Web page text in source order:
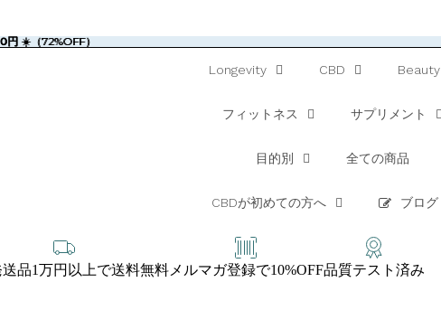
円 ☀️（72%OFF）
円 ☀️（72%OFF）
Longevity CBD Beauty
フィットネス サプリメント
目的別 全ての商品
CBDが初めての方へ ブログ
送品1万円以上で送料無料メルマガ登録で10%OFF品質テスト済み